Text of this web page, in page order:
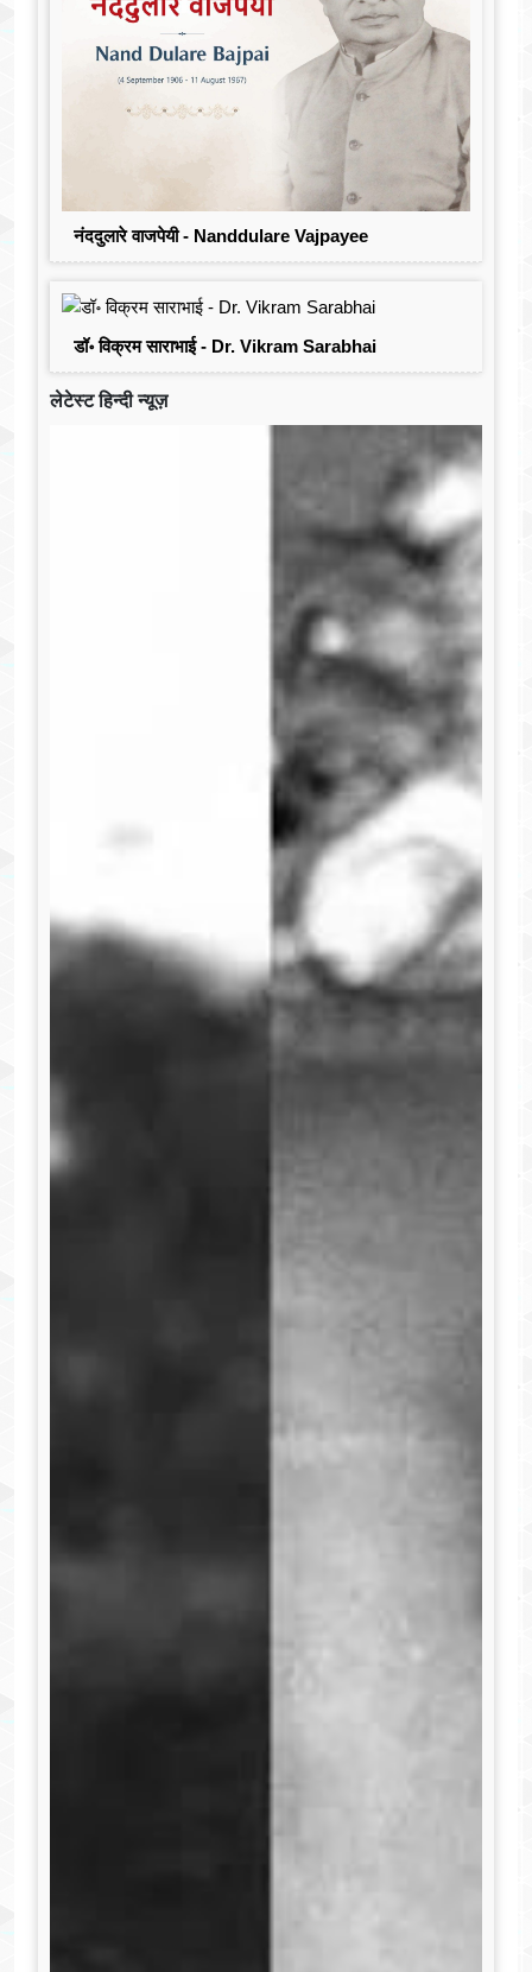
नंददुलारे वाजपेयी - Nanddulare Vajpayee
डॉ॰ विक्रम साराभाई - Dr. Vikram Sarabhai
लेटेस्ट हिन्दी न्यूज़